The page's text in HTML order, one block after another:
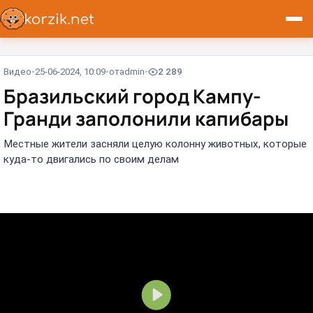
Видео 25-06-2024, 10:09 отadmin 2 289
Бразильский город Кампу-
Гранди заполонили капибары
Местные жители засняли целую колонну животных, которые
куда-то двигались по своим делам
В